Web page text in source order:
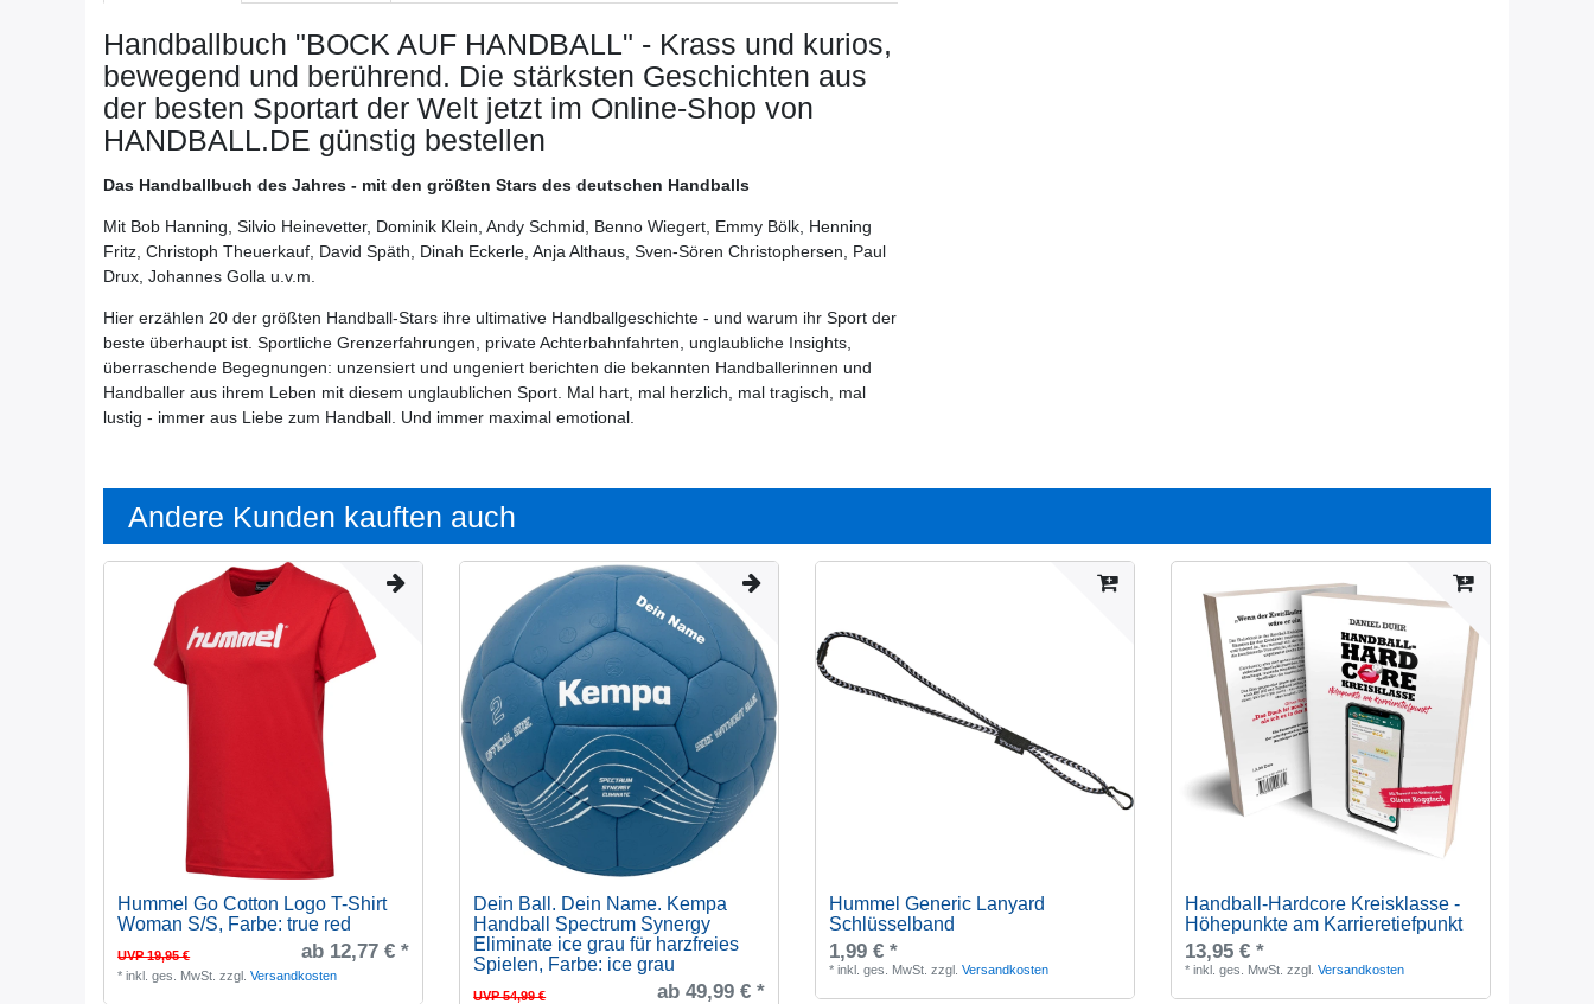
Handballbuch "BOCK AUF HANDBALL" - Krass und kurios,
bewegend und berührend. Die stärksten Geschichten aus
der besten Sportart der Welt jetzt im Online-Shop von
HANDBALL.DE günstig bestellen
Das Handballbuch des Jahres - mit den größten Stars des deutschen Handballs
Mit Bob Hanning, Silvio Heinevetter, Dominik Klein, Andy Schmid, Benno Wiegert, Emmy Bölk, Henning
Fritz, Christoph Theuerkauf, David Späth, Dinah Eckerle, Anja Althaus, Sven-Sören Christophersen, Paul
Drux, Johannes Golla u.v.m.
Hier erzählen 20 der größten Handball-Stars ihre ultimative Handballgeschichte - und warum ihr Sport der
beste überhaupt ist. Sportliche Grenzerfahrungen, private Achterbahnfahrten, unglaubliche Insights,
überraschende Begegnungen: unzensiert und ungeniert berichten die bekannten Handballerinnen und
Handballer aus ihrem Leben mit diesem unglaublichen Sport. Mal hart, mal herzlich, mal tragisch, mal
lustig - immer aus Liebe zum Handball. Und immer maximal emotional.
Andere Kunden kauften auch
Hummel Go Cotton Logo T-Shirt
Woman S/S, Farbe: true red
UVP 19,95 € ab 12,77 € *
*inkl. ges. MwSt. zzgl.Versandkosten
Dein Ball. Dein Name. Kempa
Handball Spectrum Synergy
Eliminate ice grau für harzfreies
Spielen, Farbe: ice grau
UVP 54,99 € ab 49,99 € *
Hummel Generic Lanyard
Schlüsselband
1,99 € *
*inkl. ges. MwSt. zzgl.Versandkosten
Handball-Hardcore Kreisklasse -
Höhepunkte am Karrieretiefpunkt
13,95 € *
*inkl. ges. MwSt. zzgl.Versandkosten